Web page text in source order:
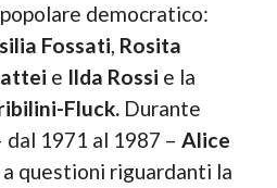
democratico:
Fossati, Rosita
e Ilda Rossi e la
Fluck.Durante
1971 al 1987 – Alice
questioni riguardanti la